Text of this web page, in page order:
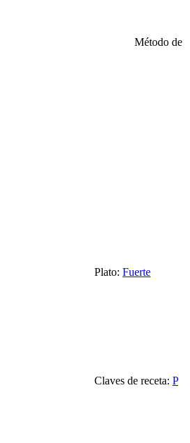
Método de
Plato: Fuerte
Claves de receta: P